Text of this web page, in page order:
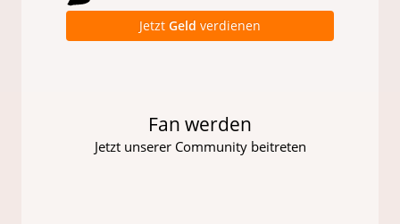
Jetzt Geld verdienen
Fan werden
Jetzt unserer Community beitreten